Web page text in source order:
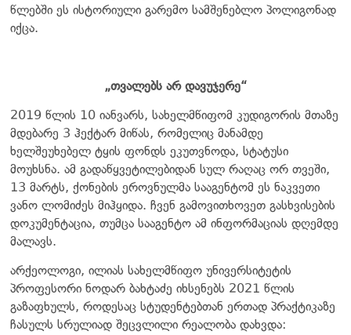
წლებში ეს ისტორიული გარემო სამშენებლო პოლიგონად
იქცა.
„თვალებს არ დავუჯერე“
2019 წლის 10 იანვარს, სახელმწიფომ კუდიგორის მთაზე
მდებარე 3 ჰექტარ მიწას, რომელიც მანამდე
ხელშეუხებელ ტყის ფონდს ეკუთვნოდა, სტატუსი
მოუხსნა. ამ გადაწყვეტილებიდან სულ რაღაც ორ თვეში,
13 მარტს, ქონების ეროვნულმა სააგენტომ ეს ნაკვეთი
ვანო ლომიძეს მიჰყიდა. ჩვენ გამოვითხოვეთ გასხვისების
დოკუმენტაცია, თუმცა სააგენტო ამ ინფორმაციას დღემდე
მალავს.
არქეოლოგი, ილიას სახელმწიფო უნივერსიტეტის
პროფესორი ნოდარ ბახტაძე იხსენებს 2021 წლის
გაზაფხულს, როდესაც სტუდენტებთან ერთად პრაქტიკაზე
ჩასულს სრულიად შეცვლილი რეალობა დახვდა: